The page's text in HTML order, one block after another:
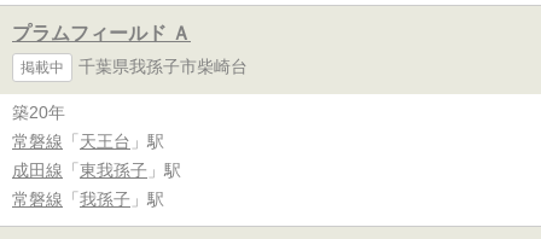
プラムフィールド Ａ
掲載中 千葉県我孫子市柴崎台
築20年
常磐線 「 天王台 」駅
成田線 「 東我孫子 」駅
常磐線 「 我孫子 」駅